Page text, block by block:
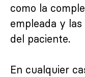
como la
empleada y
del paciente.
En cualquier